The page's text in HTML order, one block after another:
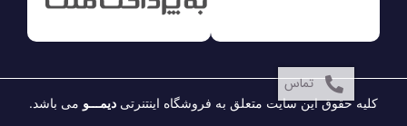
کلیه حقوق این سایت متعلق به فروشگاه اینتنرتی دیمـــومی باشد.
تماس